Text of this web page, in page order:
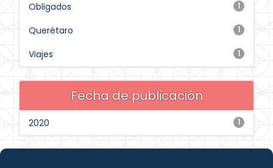
1
Obligados
1
Querétaro
1
Viajes
Fecha de publicación
1
2020